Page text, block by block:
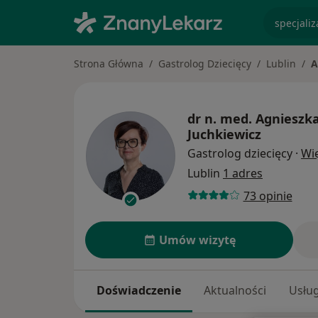
Strona Główna Gastrolog Dziecięcy Lublin
dr n. med.
Juchkiewicz
Gastrolog dziecięcy ·
Lublin 1 adres
73 opinie
Umów wizytę
Doświadczenie Aktualności